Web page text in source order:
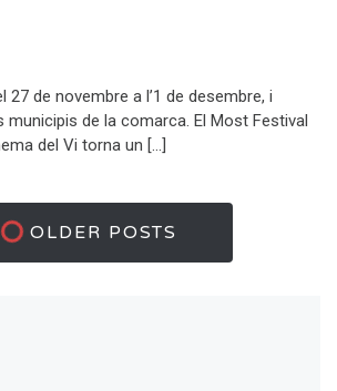
27 de novembre a l’1 de desembre, i
municipis de la comarca. El Most Festival
del Vi torna un […]
OLDER POSTS